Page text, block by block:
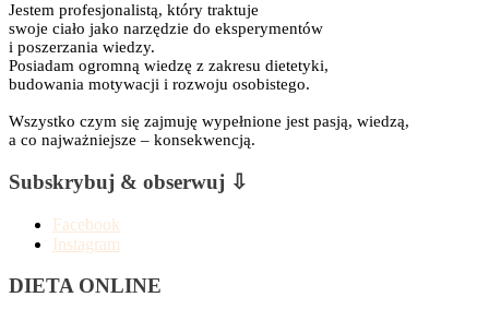
Jestem profesjonalistą, który traktuje
swoje ciało jako narzędzie do eksperymentów
i poszerzania wiedzy.
Posiadam ogromną wiedzę z zakresu dietetyki,
budowania motywacji i rozwoju osobistego.
Wszystko czym się zajmuję wypełnione jest pasją, wiedzą,
a co najważniejsze – konsekwencją.
Subskrybuj & obserwuj ⇩
Facebook
Instagram
DIETA ONLINE